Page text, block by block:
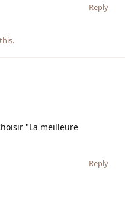
Reply
.
"La meilleure
Reply